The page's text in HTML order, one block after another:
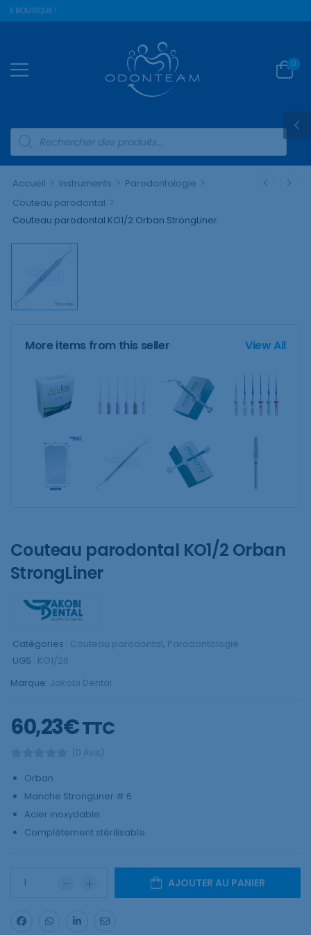
BOUTIQUE !
0
Accueil > Instruments > Parodontologie >
Couteau parodontal >
Couteau parodontal KO1/2 Orban StrongLiner
More items from this seller View All
Couteau parodontal KO1/2 Orban
StrongLiner
Catégories : Couteau parodontal, Parodontologie
UGS : KO1/26
Marque: Jakobi Dental
60,23€TTC
(0 Avis)
Orban
Manche StrongLiner # 6
Acier inoxydable
Complètement stérilisable
AJOUTER AU PANIER